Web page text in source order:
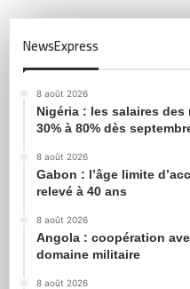
NewsExpress
8 août 2026
Nigéria : les salaires
30% à 80% dès
8 août 2026
Gabon : l’âge limite
relevé à 40 ans
8 août 2026
Angola : coopération
domaine militaire
8 août 2026